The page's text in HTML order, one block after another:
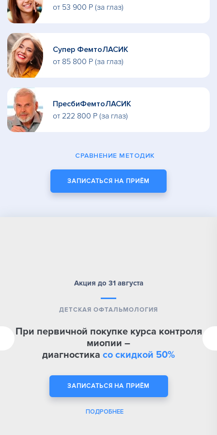
Акция до 31 августа
ДЕТСКАЯ ОФТАЛЬМОЛОГИЯ
При первичной покупке курса контроля
миопии –
диагностика со скидкой 50%
ЗАПИСАТЬСЯ НА ПРИЁМ
ПОДРОБНЕЕ
от 53 900 Р (за глаз)
Супер ФемтоЛАСИК
от 85 800 Р (за глаз)
ПресбиФемтоЛАСИК
от 222 800 Р (за глаз)
СРАВНЕНИЕ МЕТОДИК
ЗАПИСАТЬСЯ НА ПРИЁМ